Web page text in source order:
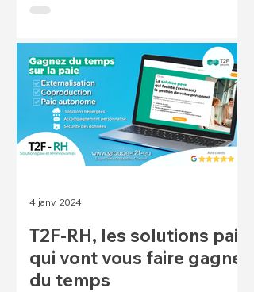
T2F-RH, les solutions paie
qui vont vous faire gagner
du temps
4 janv. 2024